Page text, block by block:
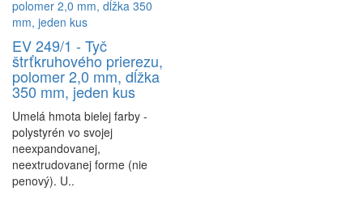
EV 249/1 - Tyč
štrťkruhového prierezu,
polomer 2,0 mm, dĺžka
350 mm, jeden kus
Umelá hmota bielej farby -
polystyrén vo svojej
neexpandovanej,
neextrudovanej forme (nie
penový). U..